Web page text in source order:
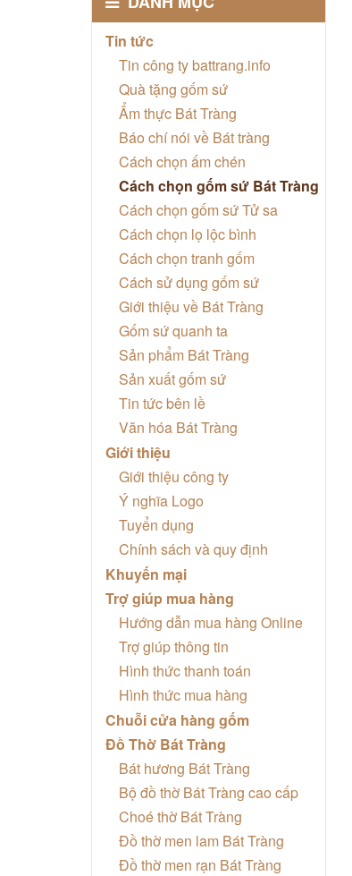
Tin tức
Tin công ty battrang.info
Quà tặng gốm sứ
Ẩm thực Bát Tràng
Báo chí nói về Bát tràng
Cách chọn ấm chén
Cách chọn gốm sứ Bát Tràng
Cách chọn gốm sứ Tử sa
Cách chọn lọ lộc bình
Cách chọn tranh gốm
Cách sử dụng gốm sứ
Giới thiệu về Bát Tràng
Gốm sứ quanh ta
Sản phẩm Bát Tràng
Sản xuất gốm sứ
Tin tức bên lề
Văn hóa Bát Tràng
Giới thiệu
Giới thiệu công ty
Ý nghĩa Logo
Tuyển dụng
Chính sách và quy định
Khuyến mại
Trợ giúp mua hàng
Hướng dẫn mua hàng Online
Trợ giúp thông tin
Hình thức thanh toán
Hình thức mua hàng
Chuỗi cửa hàng gốm
Đồ Thờ Bát Tràng
Bát hương Bát Tràng
Bộ đồ thờ Bát Tràng cao cấp
Choé thờ Bát Tràng
Đồ thờ men lam Bát Tràng
Đồ thờ men rạn Bát Tràng